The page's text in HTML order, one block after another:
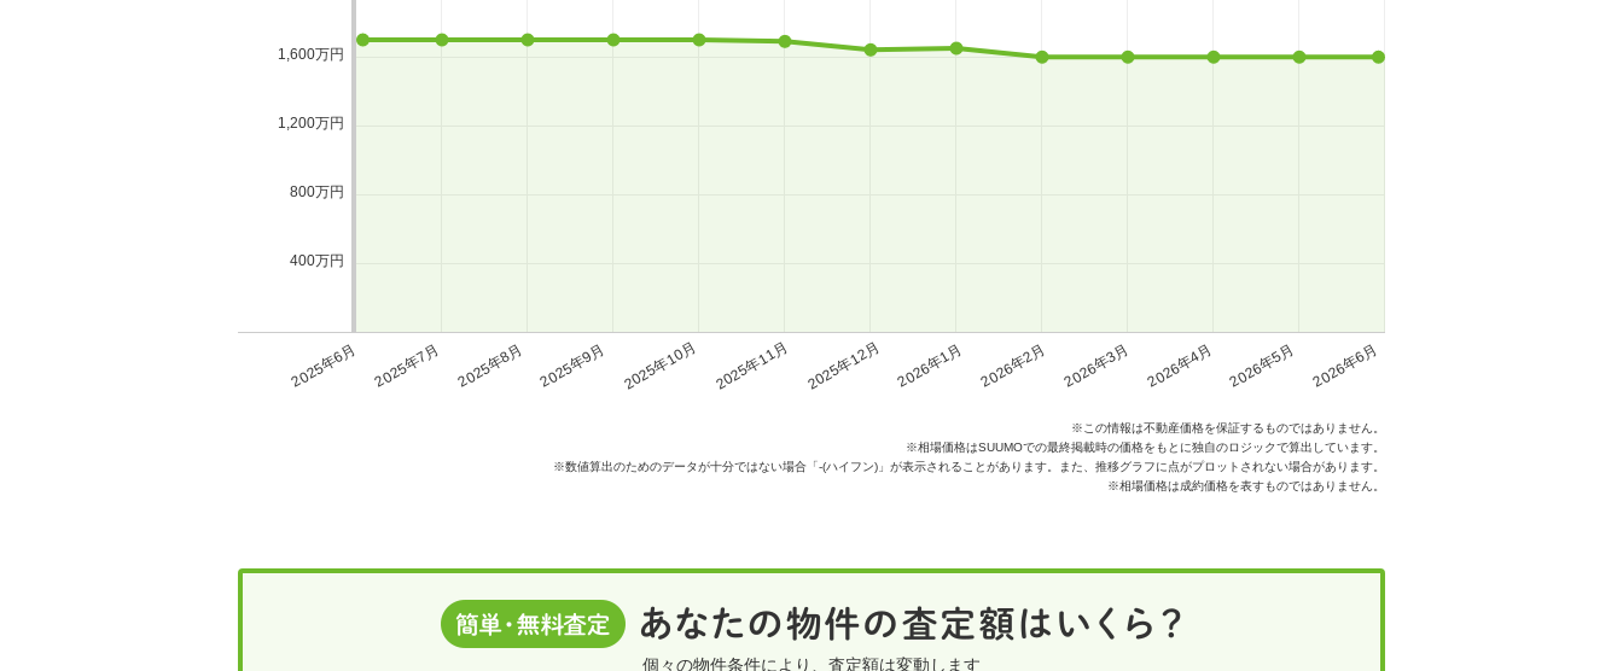
1,600万円
1,200万円
800万円
400万円
2025年6月 2025年7月 2025年8月 2025年9月 2025年10月 2025年11月 2025年12月 2026年1月 2026年2月 2026年3月 2026年4月 2026年5月 2026年6月
※この情報は不動産価格を保証するものではありません。
※相場価格はSUUMOでの最終掲載時の価格をもとに独自のロジックで算出しています。
※数値算出のためのデータが十分ではない場合「-(ハイフン)」が表示されることがあります。また、推移グラフに点がプロットされない場合があります。
※相場価格は成約価格を表すものではありません。
個々の物件条件により、査定額は変動します